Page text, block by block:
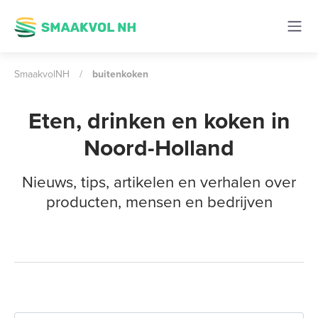
SmaakvolNH / buitenkoken
Eten, drinken en koken in
Noord-Holland
Nieuws, tips, artikelen en verhalen over
producten, mensen en bedrijven